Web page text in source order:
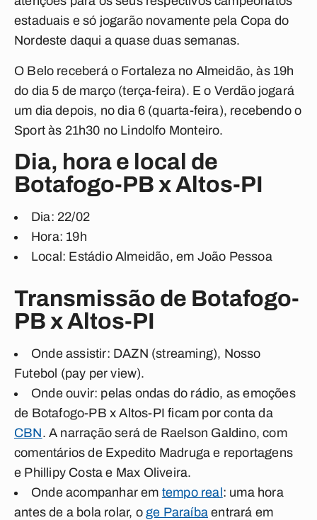
estaduais e só jogarão novamente pela Copa do
Nordeste daqui a quase duas semanas.
O Belo receberá o Fortaleza no Almeidão, às 19h
do dia 5 de março (terça-feira). E o Verdão jogará
um dia depois, no dia 6 (quarta-feira), recebendo o
Sport às 21h30 no Lindolfo Monteiro.
Dia, hora e local de
Botafogo-PB x Altos-PI
Dia: 22/02
Hora: 19h
Local : Estádio Almeidão, em João Pessoa
Transmissão de Botafogo-
PB x Altos-PI
Onde assistir: DAZN (streaming), Nosso
Futebol (pay per view).
Onde ouvir: pelas ondas do rádio, as emoções
de Botafogo-PB x Altos-PI ficam por conta da
CBN. A narração será de Raelson Galdino, com
comentários de Expedito Madrugae reportagens
e Phillipy Costae Max Oliveira.
Onde acompanhar em tempo real : uma hora
antes de a bola rolar, o ge Paraíba entrará em